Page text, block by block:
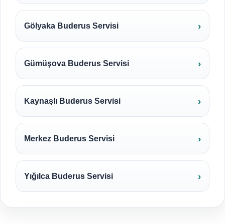
Gölyaka Buderus Servisi
Gümüşova Buderus Servisi
Kaynaşlı Buderus Servisi
Merkez Buderus Servisi
Yığılca Buderus Servisi